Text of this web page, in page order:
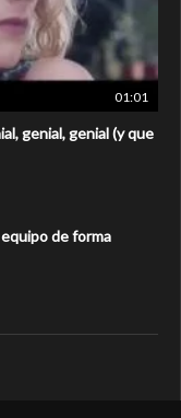
01:01
genial, genial (y que
de forma